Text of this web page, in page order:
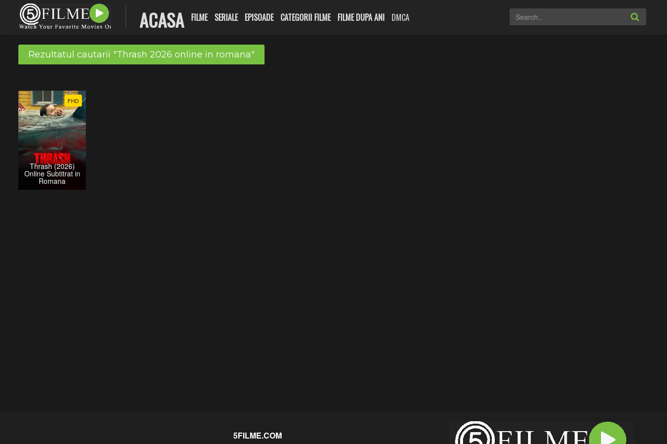
ACASA FILME SERIALE EPISOADE CATEGORII FILME FILME DUPA ANI DMCA
Rezultatul cautarii "Thrash 2026 online in romana"
FHD
Thrash (2026)
Online Subtitrat in
Romana
5FILME.COM